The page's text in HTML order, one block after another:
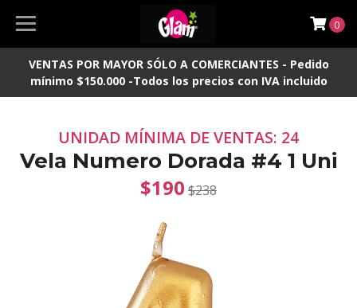
VENTAS POR MAYOR SÓLO A COMERCIANTES - Pedido
mínimo $150.000 -Todos los precios con IVA incluido
0
UNIDAD MÍNIMA DE VENTAS: 24
Vela Numero Dorada #4 1 Uni
$190 $238